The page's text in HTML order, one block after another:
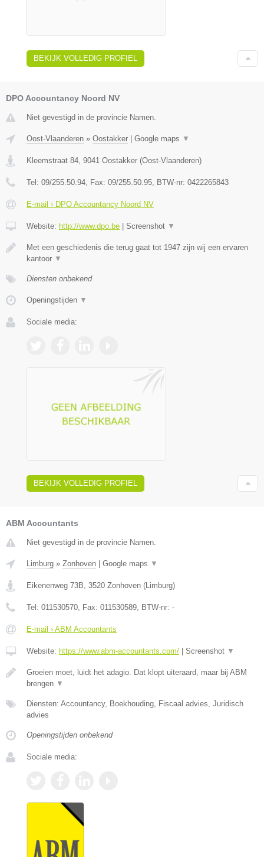
BEKIJK VOLLEDIG PROFIEL
DPO Accountancy Noord NV
Niet gevestigd in de provincie Namen.
Oost-Vlaanderen » Oostakker Google maps ▼
Kleemstraat 84, 9041 Oostakker (Oost-Vlaanderen)
Tel: 09/255.50.94, Fax: 09/255.50.95, BTW-nr: 0422265843
E-mail › DPO Accountancy Noord NV
Website: http://www.dpo.be Screenshot ▼
Met een geschiedenis die terug gaat tot 1947 zijn wij een ervaren
kantoor ▼
Diensten onbekend
Openingstijden ▼
Sociale media:
BEKIJK VOLLEDIG PROFIEL
ABM Accountants
Niet gevestigd in de provincie Namen.
Limburg » Zonhoven Google maps ▼
Eikenenweg 73B, 3520 Zonhoven (Limburg)
Tel: 011530570, Fax: 011530589, BTW-nr: -
E-mail › ABM Accountants
Website: https://www.abm-accountants.com/ Screenshot ▼
Groeien moet, luidt het adagio. Dat klopt uiteraard, maar bij ABM
brengen ▼
Diensten: Accountancy, Boekhouding, Fiscaal advies, Juridisch
advies
Openingstijden onbekend
Sociale media: